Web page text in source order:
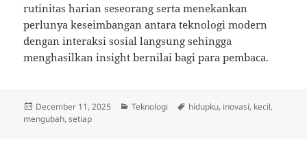
rutinitas harian seseorang serta menekankan
perlunya keseimbangan antara teknologi modern
dengan interaksi sosial langsung sehingga
menghasilkan insight bernilai bagi para pembaca.
Posted
on
December 11, 2025 Categories
Teknologi Tags
hidupku, inovasi, kecil,
mengubah,setiap